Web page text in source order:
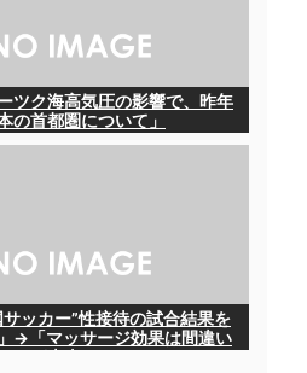
ツク海高気圧の影響で、昨年
の首都圏について」
ッカー”性接待の試合結果を
→「マッサージ効果は間違い